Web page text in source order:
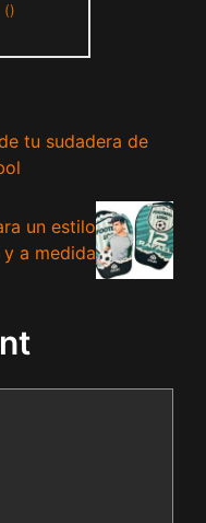
()
tu sudadera de
un estilo
y a medida